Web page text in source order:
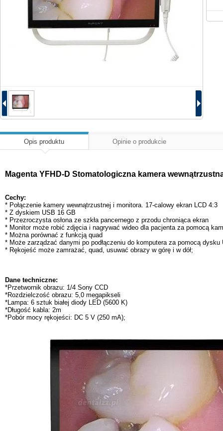
Opis produktu Opinie o produkcie
Magenta YFHD-D Stomatologiczna kamera
Cechy:
* Połączenie kamery wewnątrzustnej i monitora. 17-calowy ekran LCD 4:3
* Z dyskiem USB 16 GB
* Przezroczysta osłona ze szkła pancernego z przodu chroniąca ekran
* Monitor może robić zdjęcia i nagrywać wideo dla pacjenta za pomocą
* Można porównać z funkcją quad
* Może zarządzać danymi po podłączeniu do komputera za pomocą dysku
* Rękojeść może zamrażać, quad, usuwać obrazy w górę i w dół;
Dane techniczne:
*Przetwornik obrazu: 1/4 Sony CCD
*Rozdzielczość obrazu: 5,0 megapikseli
*Lampa: 6 sztuk białej diody LED (5600 K)
*Długość kabla: 2m
*Pobór mocy rękojeści: DC 5 V (250 mA);